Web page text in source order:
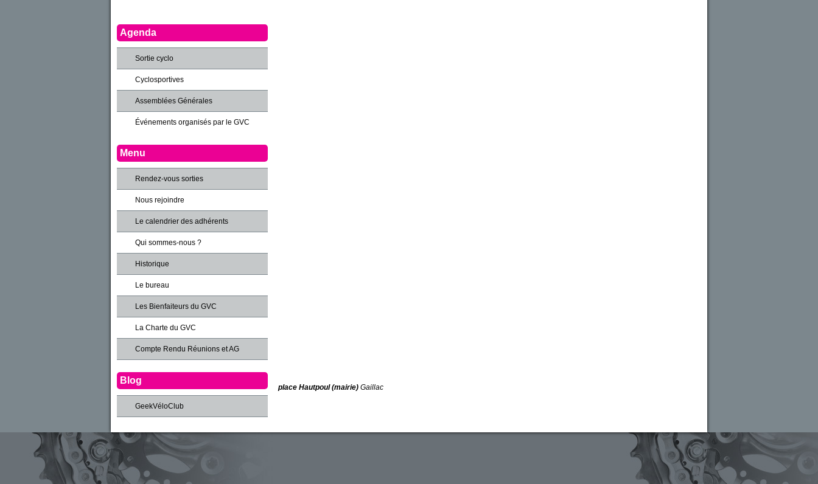
place Hautpoul (mairie) Gaillac
Agenda
Sortie cyclo
Cyclosportives
Assemblées Générales
Événements organisés par le GVC
Menu
Rendez-vous sorties
Nous rejoindre
Le calendrier des adhérents
Qui sommes-nous ?
Historique
Le bureau
Les Bienfaiteurs du GVC
La Charte du GVC
Compte Rendu Réunions et AG
Blog
GeekVéloClub